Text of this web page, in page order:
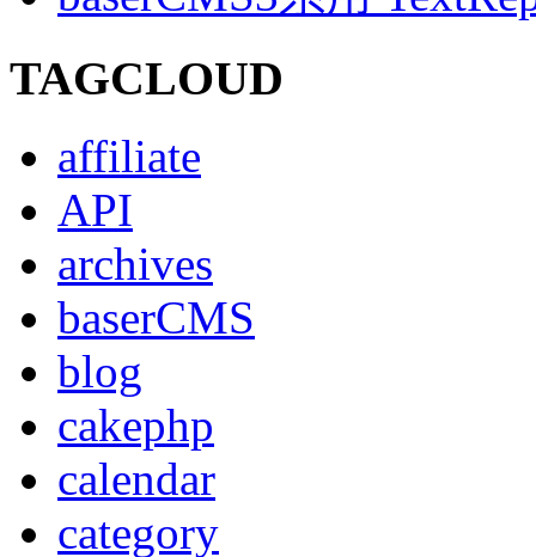
TAGCLOUD
affiliate
API
archives
baserCMS
blog
cakephp
calendar
category